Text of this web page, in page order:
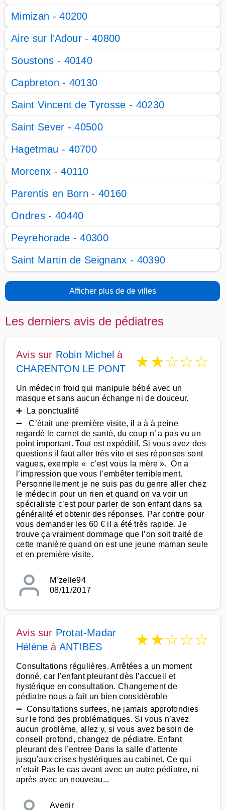
Mimizan - 40200
Aire sur l'Adour - 40800
Soustons - 40140
Capbreton - 40130
Saint Vincent de Tyrosse - 40230
Saint Sever - 40500
Hagetmau - 40700
Morcenx - 40110
Parentis en Born - 40160
Ondres - 40440
Peyrehorade - 40300
Saint Martin de Seignanx - 40390
Afficher plus de de villes
Les derniers avis de pédiatres
Avis sur Robin Michel à
CHARENTON LE PONT
★★☆☆☆
Un médecin froid qui manipule bébé avec un
masque et sans aucun échange ni de douceur.
➕ La ponctualité
➖ C’était une première visite, il a à à peine
regardé le carnet de santé, du coup n’ a pas vu un
point important. Tout est expéditif. Si vous avez des
questions il faut aller très vite et ses réponses sont
vagues, exemple « c’est vous la mère ». On a
l’impression que vous l’embêter terriblement.
Personnellement je ne suis pas du genre aller chez
le médecin pour un rien et quand on va voir un
spécialiste c’est pour parler de son enfant dans sa
généralité et obtenir des réponses. Par contre pour
vous demander les 60 € il a été très rapide. Je
trouve ça vraiment dommage que l’on soit traité de
cette manière quand on est une jeune maman seule
et en première visite.
M’zelle94
08/11/2017
Avis sur Protat-Madar
Hélène à ANTIBES ★★☆☆☆
Consultations régulières. Arrêtées a un moment
donné, car l’enfant pleurant dès l’accueil et
hystérique en consultation. Changement de
pédiatre nous a fait un bien considérable
➖ Consultations surfees, ne jamais approfondies
sur le fond des problématiques. Si vous n’avez
aucun problème, allez y, si vous avez besoin de
conseil profond, changez de pédiatre. Enfant
pleurant des l’entree Dans la salle d’attente
jusqu’aux crises hystériques au cabinet. Ce qui
n’etait Pas le cas avant avec un autre pédiatre, ni
après avec un nouveau...
Avenir